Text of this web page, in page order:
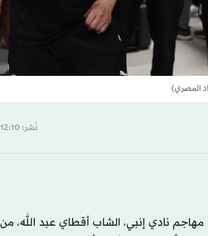
المصري)
نُشر: 12:10-30 مايو 2026 م ـ 14 ذو الحِجّة 1447 هـ
نادي إنبي، الشاب أقطاي عبد الله، من